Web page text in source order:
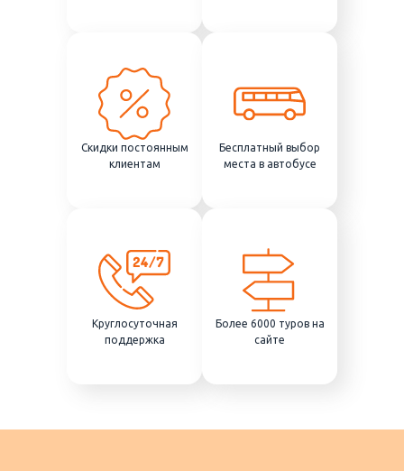
Скидки постоянным
клиентам
Бесплатный выбор
места в автобусе
Круглосуточная
поддержка
Более 6000 туров на
сайте